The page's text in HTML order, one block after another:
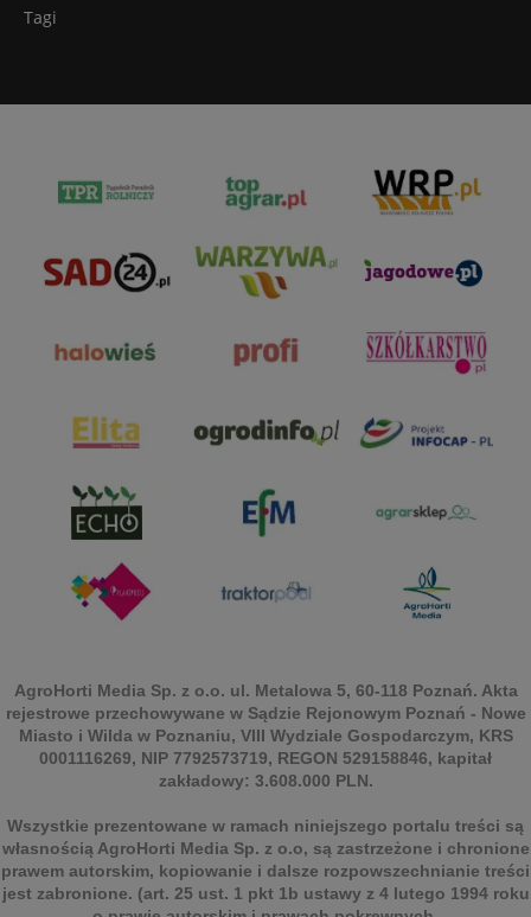
Tagi
AgroHorti Media Sp. z o.o. ul. Metalowa 5, 60-118 Poznań. Akta
rejestrowe przechowywane w Sądzie Rejonowym Poznań - Nowe
Miasto i Wilda w Poznaniu, VIII Wydziale Gospodarczym, KRS
0001116269, NIP 7792573719, REGON 529158846, kapitał
zakładowy: 3.608.000 PLN.
Wszystkie prezentowane w ramach niniejszego portalu treści są
własnością AgroHorti Media Sp. z o.o, są zastrzeżone i chronione
prawem autorskim, kopiowanie i dalsze rozpowszechnianie treści
jest zabronione. (art. 25 ust. 1 pkt 1b ustawy z 4 lutego 1994 roku